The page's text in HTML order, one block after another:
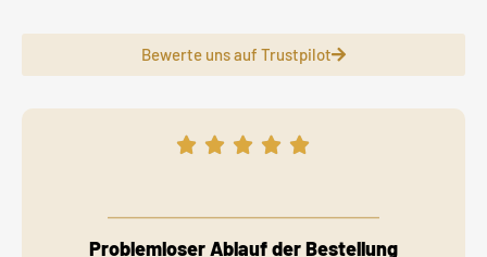
Bewerte uns auf Trustpilot
Problemloser Ablauf der Bestellung